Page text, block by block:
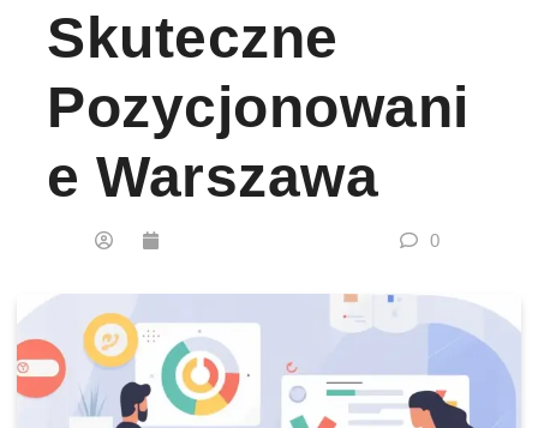
Skuteczne
Pozycjonowani
E Warszawa
0